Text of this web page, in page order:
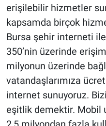
erişilebilir hizmetler
kapsamda birçok
Bursa şehir interneti
350’nin üzerinde
milyonun üzerinde
vatandaşlarımıza
internet sunuyoruz.
eşitlik demektir. Mobil